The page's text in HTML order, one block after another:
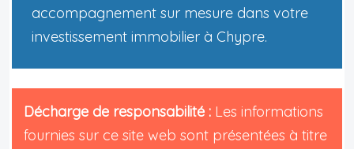
accompagnement sur mesure dans votre
investissement immobilier à Chypre.
Décharge de responsabilité : Les informations
fournies sur ce site web sont présentées à titre